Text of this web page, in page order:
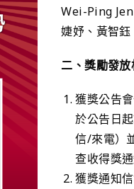
Wei-Ping
婕妤、黃智
二、獎勵發放
獲獎公告
於公告日
信/來電）
查收得獎
獲獎通知